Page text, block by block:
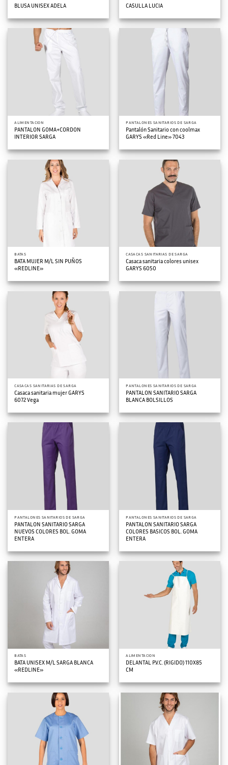
BLUSA UNISEX ADELA CASULLA LUCIA
ALIMENTACION
PANTALON GOMA+CORDON
INTERIOR SARGA
PANTALONES SANITARIOS DE SARGA
Pantalón Sanitario con coolmax
GARYS «Red Line» 7043
BATAS
BATA MUJER M/L SIN PUÑOS
«REDLINE»
CASACAS SANITARIAS DE SARGA
Casaca sanitaria colores unisex
GARYS 6050
CASACAS SANITARIAS DE SARGA
Casaca sanitaria mujer GARYS
6072 Vega
PANTALONES SANITARIOS DE SARGA
PANTALON SANITARIO SARGA
BLANCA BOLSILLOS
PANTALONES SANITARIOS DE SARGA
PANTALON SANITARIO SARGA
NUEVOS COLORES BOL. GOMA
ENTERA
PANTALONES SANITARIOS DE SARGA
PANTALON SANITARIO SARGA
COLORES BASICOS BOL. GOMA
ENTERA
BATAS
BATA UNISEX M/L SARGA BLANCA
«REDLINE»
ALIMENTACION
DELANTAL P.V.C. (RIGIDO) 110X85
CM